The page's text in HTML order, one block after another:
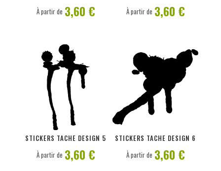
À partir de 3,60 € À partir de 3,60 €
STICKERS TACHE DESIGN 5
PERSONNALISER
À partir de 3,60 €
STICKERS TACHE DESIGN 6
À partir de 3,60 €